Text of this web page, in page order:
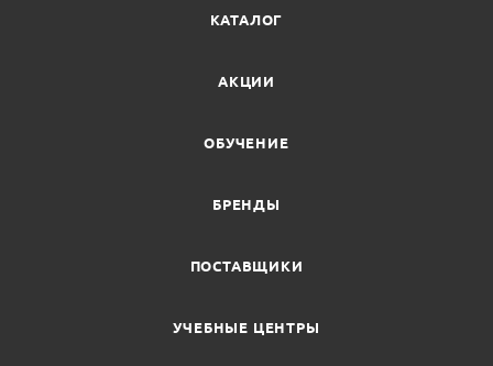
КАТАЛОГ
АКЦИИ
ОБУЧЕНИЕ
БРЕНДЫ
ПОСТАВЩИКИ
УЧЕБНЫЕ ЦЕНТРЫ